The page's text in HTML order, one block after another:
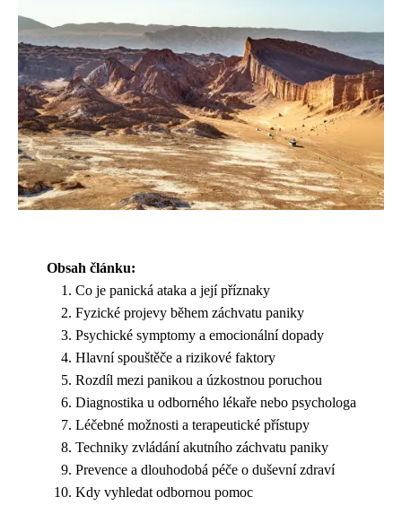
Obsah článku:
Co je panická ataka a její příznaky
Fyzické projevy během záchvatu paniky
Psychické symptomy a emocionální dopady
Hlavní spouštěče a rizikové faktory
Rozdíl mezi panikou a úzkostnou poruchou
Diagnostika u odborného lékaře nebo psychologa
Léčebné možnosti a terapeutické přístupy
Techniky zvládání akutního záchvatu paniky
Prevence a dlouhodobá péče o duševní zdraví
Kdy vyhledat odbornou pomoc